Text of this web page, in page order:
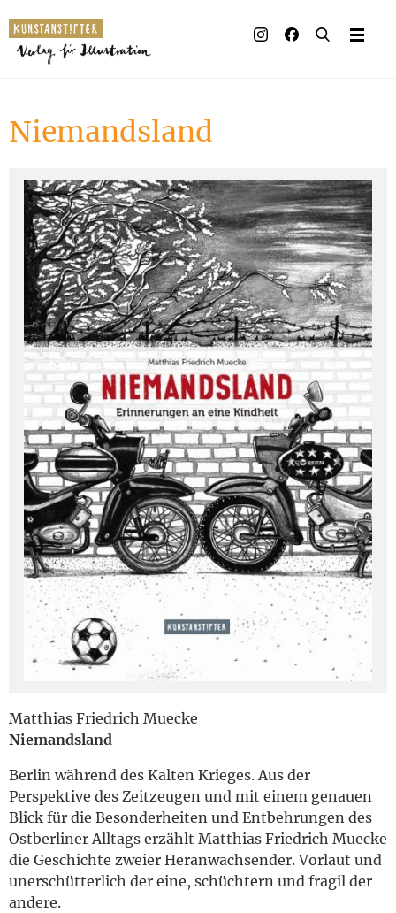
Niemandsland
Matthias Friedrich Muecke
Niemandsland
Berlin während des Kalten Krieges. Aus der
Perspektive des Zeitzeugen und mit einem genauen
Blick für die Besonderheiten und Entbehrungen des
Ostberliner Alltags erzählt Matthias Friedrich Muecke
die Geschichte zweier Heranwachsender. Vorlaut und
unerschütterlich der eine, schüchtern und fragil der
andere.
Verlag
Auszeichnungen
Presse & Handel
Rechte
Begleitmaterial
Kontakt
English